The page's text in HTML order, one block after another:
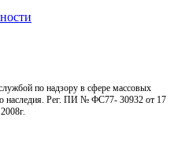
по надзору в сфере массовых
наследия. Рег. ПИ № ФС77- 30932 от 17